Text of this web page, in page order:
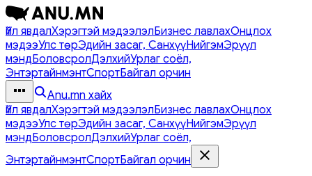
Үйл явдалХэрэгтэй мэдээлэлБизнес лавлахОнцлох
мэдээУлс төрЭдийн засаг, СанхүүНийгэмЭрүүл
мэндБоловсролДэлхийУрлаг соёл,
ЭнтэртайнмэнтСпортБайгал орчин
Anu.mn хайх
Үйл явдалХэрэгтэй мэдээлэлБизнес лавлахОнцлох
мэдээУлс төрЭдийн засаг, СанхүүНийгэмЭрүүл
мэндБоловсролДэлхийУрлаг соёл,
ЭнтэртайнмэнтСпортБайгал орчин